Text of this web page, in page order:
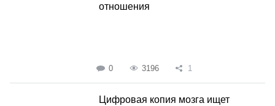
отношения
0 3196 1
Цифровая копия мозга ищет